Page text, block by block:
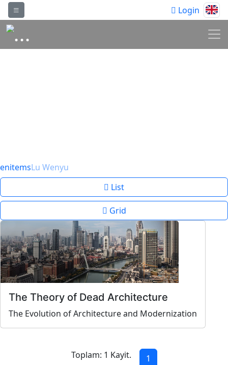
Login
enitemsLu Wenyu
List
Grid
The Theory of Dead Architecture
The Evolution of Architecture and Modernization
Toplam: 1 Kayit. 1